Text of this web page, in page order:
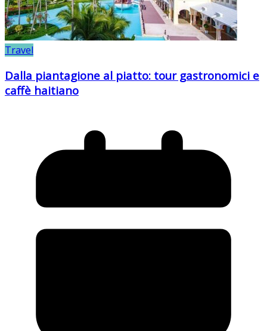
Travel
Dalla piantagione al piatto: tour gastronomici e
caffè haitiano